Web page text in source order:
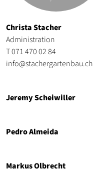
Christa Stacher
Administration
T 071 470 02 84
info@stachergartenbau.ch
Jeremy Scheiwiller
Pedro Almeida
Markus Olbrecht